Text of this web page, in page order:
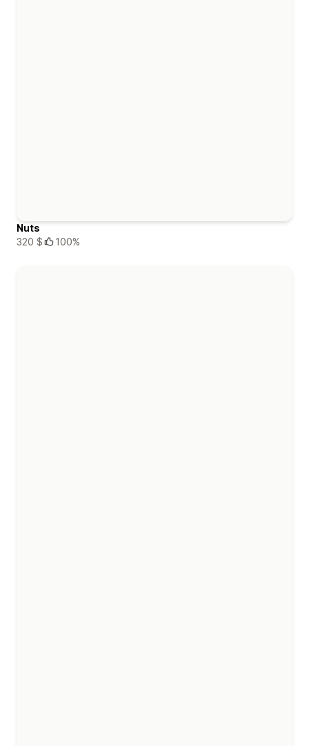
Nuts
320 $
100%